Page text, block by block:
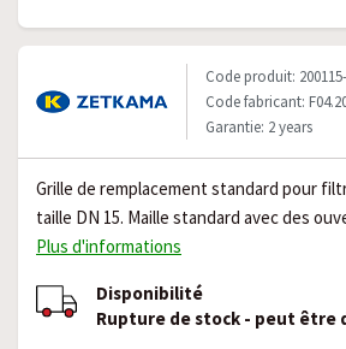
Code produit:
Code fabricant:
Garantie: 2 years
Grille de remplacement standard pour
taille DN 15. Maille standard avec des
Plus d'informations
Disponibilité
Rupture de stock - peut être